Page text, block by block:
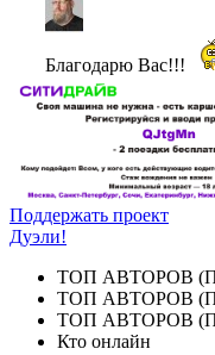
Благодарю Вас!!!
Поддержать проект
Дуэли!
ТОП АВТОРОВ
ТОП АВТОРОВ
ТОП АВТОРОВ
Кто онлайн